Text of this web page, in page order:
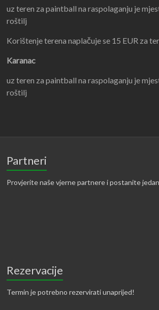
uz teren za paintball na raspolaganju je
roštilj
Korištenje terena naplačuje se 15 EUR za
Karanac
uz teren za paintball na raspolaganju je
roštilj
Partneri
Provjerite naše vjerne partnere i postanite
Rezervacije
Termin je potrebno rezervirati unaprijed!